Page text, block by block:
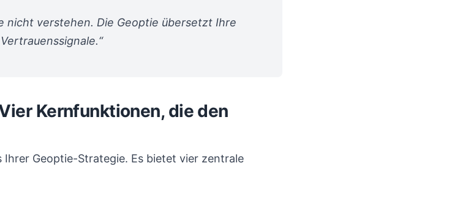
nicht verstehen. Die Geoptie übersetzt Ihre
Kernfunktionen, die den
Ihrer Geoptie-Strategie. Es bietet vier zentrale